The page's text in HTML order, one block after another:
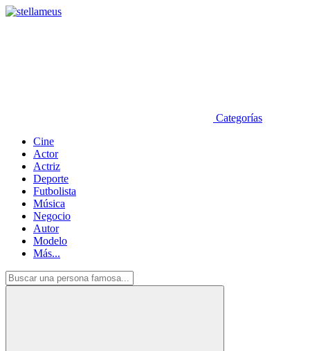
Categorías
Cine
Actor
Actriz
Deporte
Futbolista
Música
Negocio
Autor
Modelo
Más...